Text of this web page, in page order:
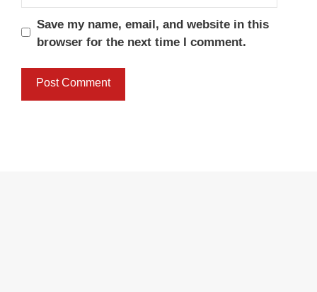
Save my name, email, and website in this
browser for the next time I comment.